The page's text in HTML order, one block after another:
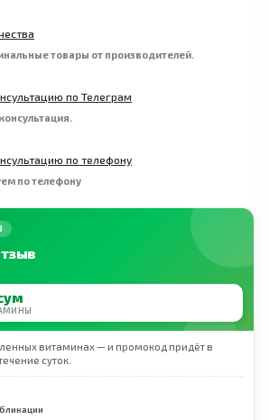
товары от производителей.
по Телеграм
по телефону
по телефону
витаминах — и промокод придёт в
суток.